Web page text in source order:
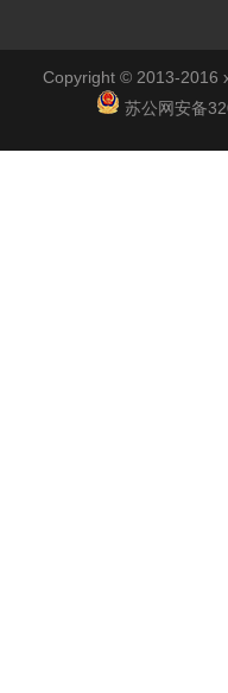
Copyright © 2013-2016
苏公网安备